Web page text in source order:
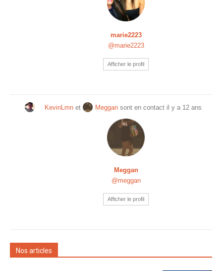
marie2223
@marie2223
Afficher le profil
KevinLmn et Meggan sont en contact il y a 12 ans
Meggan
@meggan
Afficher le profil
Nos articles